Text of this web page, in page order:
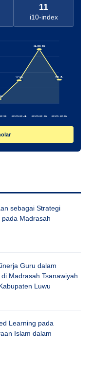
11
i10-index
79
2024
185
2025
81
2026
sebagai Strategi
Madrasah
Guru dalam
Madrasah Tsanawiyah
Luwu
Learning pada
Islam dalam